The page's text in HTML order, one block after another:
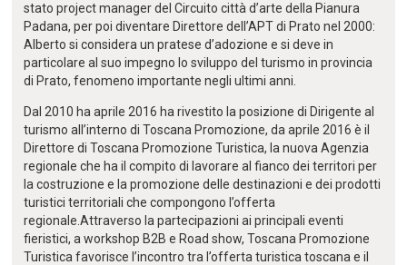
stato project manager del Circuito città d’arte della Pianura
Padana, per poi diventare Direttore dell’APT di Prato nel 2000:
Alberto si considera un pratese d’adozione e si deve in
particolare al suo impegno lo sviluppo del turismo in provincia
di Prato, fenomeno importante negli ultimi anni.
Dal 2010 ha aprile 2016 ha rivestito la posizione di Dirigente al
turismo all’interno di Toscana Promozione, da aprile 2016 è il
Direttore di Toscana Promozione Turistica, la nuova Agenzia
regionale che ha il compito di lavorare al fianco dei territori per
la costruzione e la promozione delle destinazioni e dei prodotti
turistici territoriali che compongono l’offerta
regionale.Attraverso la partecipazioni ai principali eventi
fieristici, a workshop B2B e Road show, Toscana Promozione
Turistica favorisce l’incontro tra l’offerta turistica toscana e il